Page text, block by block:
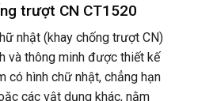
trượt CN CT1520
nhật (khay chống trượt CN)
và thông minh được thiết kế
có hình chữ nhật, chẳng hạn
các vật dụng khác, nằm